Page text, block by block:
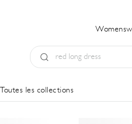
Toutes les collections